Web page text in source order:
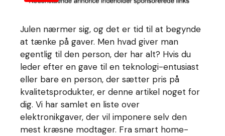
Julen nærmer sig, og det er tid til at begynde
at tænke på gaver. Men hvad giver man
egentlig til den person, der har alt? Hvis du
leder efter en gave til en teknologi-entusiast
eller bare en person, der sætter pris på
kvalitetsprodukter, er denne artikel noget for
dig. Vi har samlet en liste over
elektronikgaver, der vil imponere selv den
mest kræsne modtager. Fra smart home-